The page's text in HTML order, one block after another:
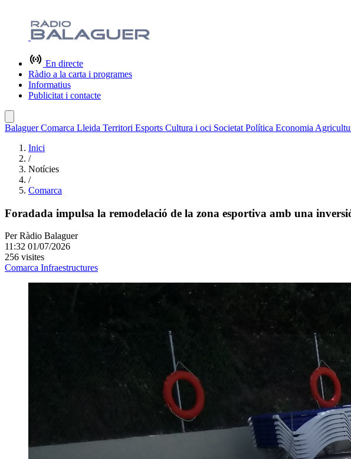
En directe
Ràdio a la carta i programes
Informatius
Publicitat i contacte
BalaguerComarca Lleida Territori Esports Cultura i oci Societat Política Economia
Inici
/
Notícies
/
Comarca
Foradada impulsa la remodelació de la zona esportiva amb una
Per Ràdio Balaguer
11:32 01/07/2026
256 visites
Comarca Infraestructures